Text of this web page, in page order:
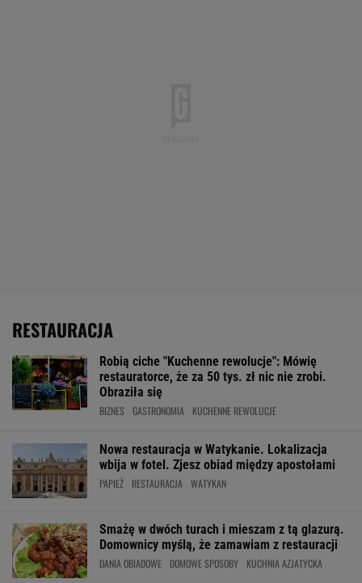
RESTAURACJA
Robią ciche "Kuchenne rewolucje": Mówię
restauratorce, że za 50 tys. zł nic nie zrobi.
Obraziła się
BIZNES GASTRONOMIA KUCHENNE REWOLUCJE
Nowa restauracja w Watykanie. Lokalizacja
wbija w fotel. Zjesz obiad między apostołami
PAPIEŻ RESTAURACJA WATYKAN
Smażę w dwóch turach i mieszam z tą glazurą.
Domownicy myślą, że zamawiam z restauracji
DANIA OBIADOWE DOMOWE SPOSOBY KUCHNIA AZJATYCKA